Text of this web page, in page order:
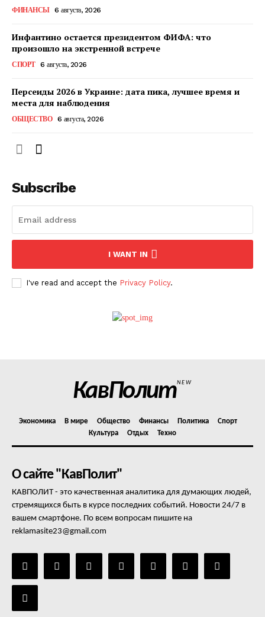
О нас
Политика конфиденциальности
Подписка
Мой аккаунт
Контакты
ФИНАНСЫ 6 августа, 2026
Инфантино остается президентом ФИФА: что
произошло на экстренной встрече
СПОРТ 6 августа, 2026
Персеиды 2026 в Украине: дата пика, лучшее время и
места для наблюдения
ОБЩЕСТВО 6 августа, 2026
Subscribe
I WANT IN
I've read and accept the Privacy Policy.
КавПолитNEW
Экономика В мире Общество Финансы Политика
Спорт
Культура
Отдых Техно
О сайте "КавПолит"
КАВПОЛИТ - это качественная аналитика для думающих людей,
стремящихся быть в курсе последних событий. Новости 24/7 в
вашем смартфоне. По всем вопросам пишите на
reklamasite23@gmail.com